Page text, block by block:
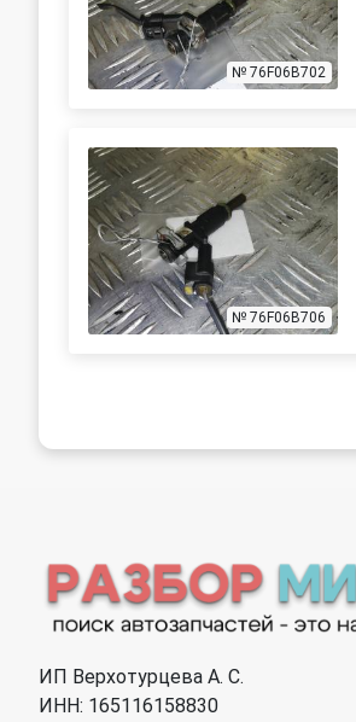
№ 76F06B702
№ 76F06B706
ИП Верхотурцева А. С.
ИНН: 165116158830